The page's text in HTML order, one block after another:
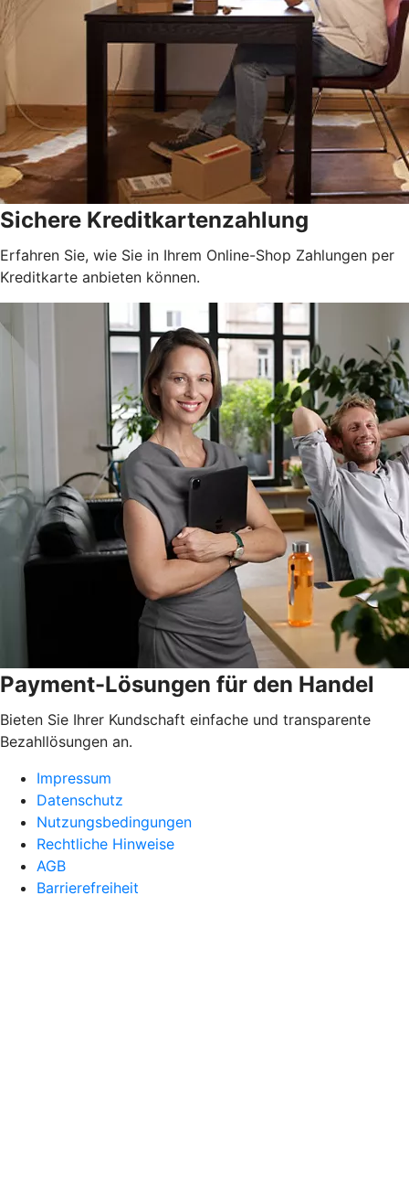
Sichere Kreditkartenzahlung
Erfahren Sie, wie Sie in Ihrem Online-Shop Zahlungen per
Kreditkarte anbieten können.
Payment-Lösungen für den Handel
Bieten Sie Ihrer Kundschaft einfache und transparente
Bezahllösungen an.
Impressum
Datenschutz
Nutzungsbedingungen
Rechtliche Hinweise
AGB
Barrierefreiheit